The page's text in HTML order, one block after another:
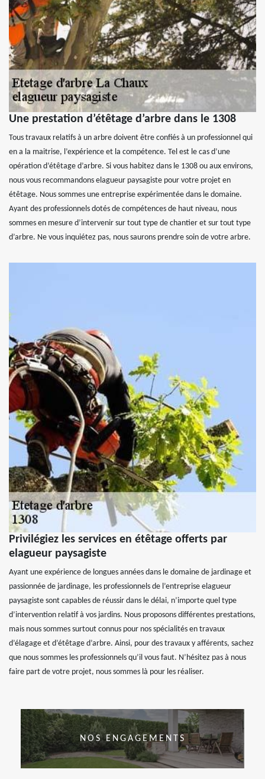
Une prestation d’étêtage d’arbre dans le 1308
Tous travaux relatifs à un arbre doivent être confiés à un professionnel qui
en a la maitrise, l’expérience et la compétence. Tel est le cas d’une
opération d’étêtage d’arbre. Si vous habitez dans le 1308 ou aux environs,
nous vous recommandons elagueur paysagiste pour votre projet en
étêtage. Nous sommes une entreprise expérimentée dans le domaine.
Ayant des professionnels dotés de compétences de haut niveau, nous
sommes en mesure d’intervenir sur tout type de chantier et sur tout type
d’arbre. Ne vous inquiétez pas, nous saurons prendre soin de votre arbre.
Privilégiez les services en étêtage offerts par
elagueur paysagiste
Ayant une expérience de longues années dans le domaine de jardinage et
passionnée de jardinage, les professionnels de l’entreprise elagueur
paysagiste sont capables de réussir dans le délai, n’importe quel type
d’intervention relatif à vos jardins. Nous proposons différentes prestations,
mais nous sommes surtout connus pour nos spécialités en travaux
d’élagage et d’étêtage d’arbre. Ainsi, pour des travaux y afférents, sachez
que nous sommes les professionnels qu’il vous faut. N’hésitez pas à nous
faire part de votre projet, nous sommes là pour les réaliser.
NOS ENGAGEMENTS